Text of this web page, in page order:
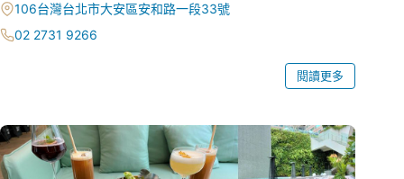
106台灣台北市大安區安和路一段33號
02 2731 9266
閱讀更多